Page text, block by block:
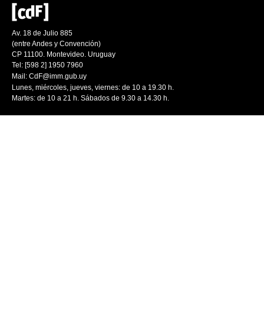
Av. 18 de Julio 885
(entre Andes y Convención)
CP 11100. Montevideo. Uruguay
Tel: [598 2] 1950 7960
Mail: CdF@imm.gub.uy
Lunes, miércoles, jueves, viernes: de 10 a 19.30 h.
Martes: de 10 a 21 h. Sábados de 9.30 a 14.30 h.